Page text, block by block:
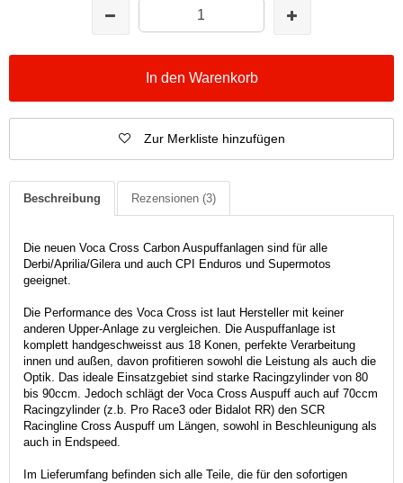
In den Warenkorb
Zur Merkliste hinzufügen
Beschreibung Rezensionen (3)
Die neuen Voca Cross Carbon Auspuffanlagen sind für alle
Derbi/Aprilia/Gilera und auch CPI Enduros und Supermotos
geeignet.
Die Performance des Voca Cross ist laut Hersteller mit keiner
anderen Upper-Anlage zu vergleichen. Die Auspuffanlage ist
komplett handgeschweisst aus 18 Konen, perfekte Verarbeitung
innen und außen, davon profitieren sowohl die Leistung als auch die
Optik. Das ideale Einsatzgebiet sind starke Racingzylinder von 80
bis 90ccm. Jedoch schlägt der Voca Cross Auspuff auch auf 70ccm
Racingzylinder (z.b. Pro Race3 oder Bidalot RR) den SCR
Racingline Cross Auspuff um Längen, sowohl in Beschleunigung als
auch in Endspeed.
Im Lieferumfang befinden sich alle Teile, die für den sofortigen